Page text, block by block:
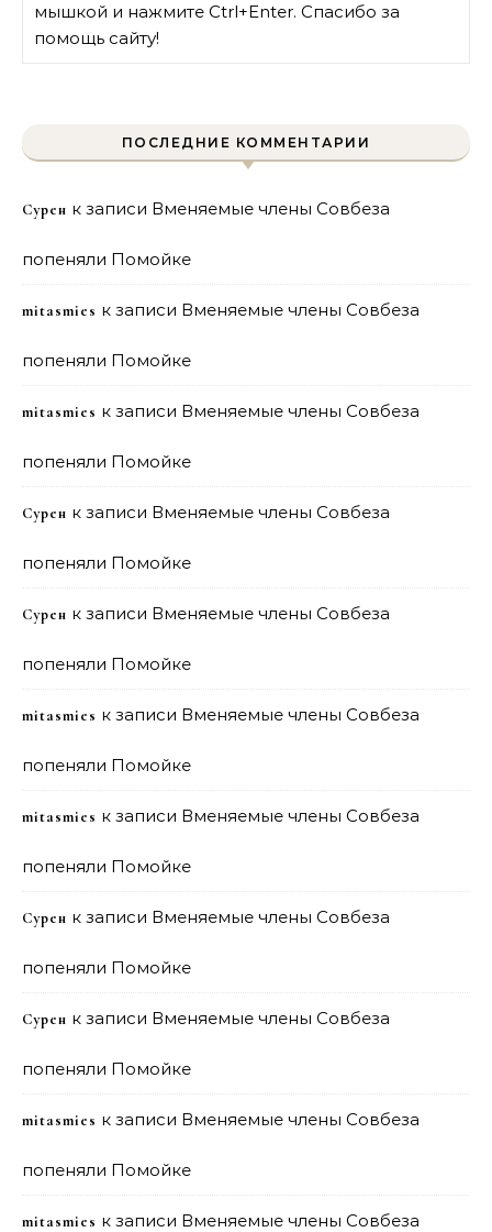
мышкой и нажмите Ctrl+Enter. Спасибо за
помощь сайту!
ПОСЛЕДНИЕ КОММЕНТАРИИ
Сурен к записи Вменяемые члены Совбеза
попеняли Помойке
mitasmies к записи Вменяемые члены Совбеза
попеняли Помойке
mitasmies к записи Вменяемые члены Совбеза
попеняли Помойке
Сурен к записи Вменяемые члены Совбеза
попеняли Помойке
Сурен к записи Вменяемые члены Совбеза
попеняли Помойке
mitasmies к записи Вменяемые члены Совбеза
попеняли Помойке
mitasmies к записи Вменяемые члены Совбеза
попеняли Помойке
Сурен к записи Вменяемые члены Совбеза
попеняли Помойке
Сурен к записи Вменяемые члены Совбеза
попеняли Помойке
mitasmies к записи Вменяемые члены Совбеза
попеняли Помойке
mitasmies к записи Вменяемые члены Совбеза